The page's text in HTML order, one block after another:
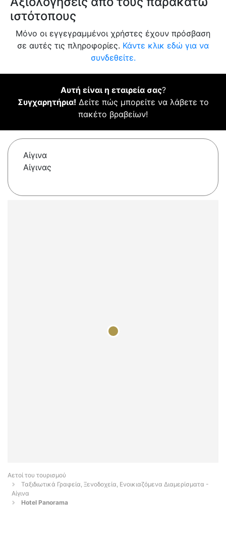
ιστότοπους
Μόνο οι εγγεγραμμένοι χρήστες έχουν πρόσβαση
σε αυτές τις πληροφορίες. Κάντε κλικ εδώ για να
συνδεθείτε.
Αυτή είναι η εταιρεία σας?
Συγχαρητήρια! Δείτε πώς μπορείτε να λάβετε το
πακέτο βραβείων!
Αίγινα
Αίγινας
Αετοί του τουρισμού
Ταξιδιωτικά Γραφεία, Ξενοδοχεία, Ενοικιαζόμενα Διαμερίσματα -
Αίγινα
Hotel Panorama